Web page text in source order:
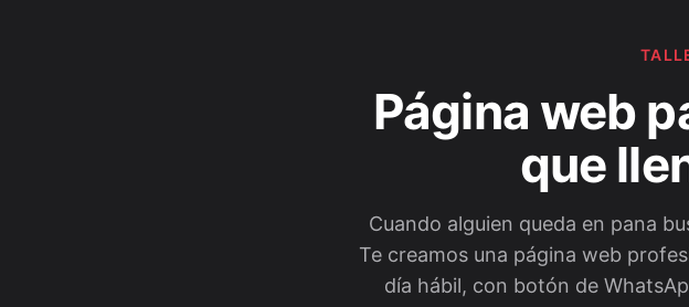
Página web
que
Cuando alguien queda en pana
Te creamos una página web
día hábil, con botón de